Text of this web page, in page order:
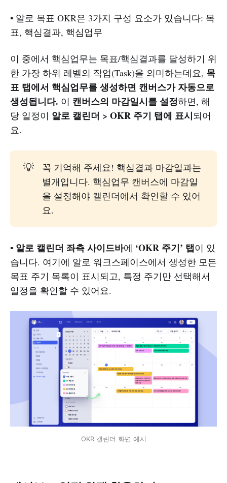
▪️ 알로 목표 OKR은 3가지 구성 요소가 있습니다: 목
표, 핵심결과, 핵심업무
이 중에서 핵심업무는 목표/핵심결과를 달성하기 위
한 가장 하위 레벨의 작업(Task)을 의미하는데요, 목
표 탭에서 핵심업무를 생성하면 캔버스가 자동으로
생성됩니다. 이 캔버스의 마감일시를 설정하면, 해
당 일정이 알로 캘린더 > OKR 주기 탭에 표시되어
요.
💡
꼭 기억해 주세요! 핵심결과 마감일과는
별개입니다. 핵심업무 캔버스에 마감일
을 설정해야 캘린더에서 확인할 수 있어
요.
▪️ 알로 캘린더 좌측 사이드바에 ‘OKR 주기’ 탭이 있
습니다. 여기에 알로 워크스페이스에서 생성한 모든
목표 주기 목록이 표시되고, 특정 주기만 선택해서
일정을 확인할 수 있어요.
OKR 캘린더 화면 예시